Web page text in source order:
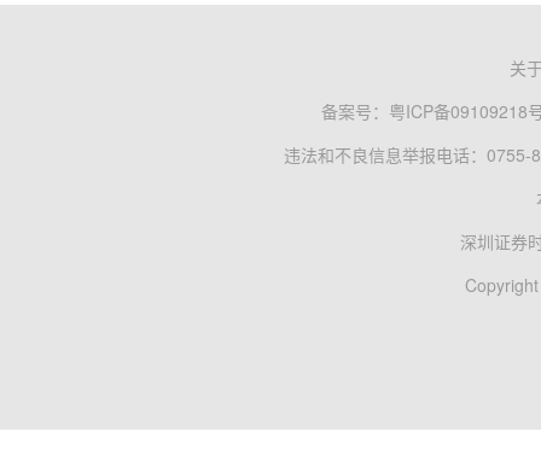
关
备案号： 粤ICP备09109218
违法和不良信息举报电话：0755-
深圳证券